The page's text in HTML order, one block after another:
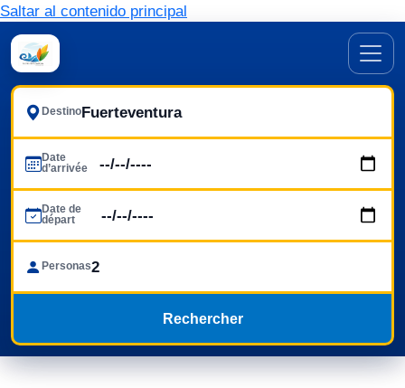
Saltar al contenido principal
Destino
Date
d’arrivée
Date de
départ
Personas
Rechercher